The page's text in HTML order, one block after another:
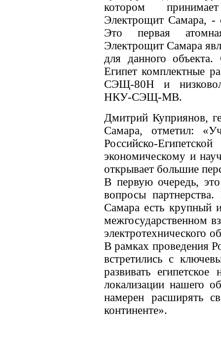
котором
Электрощит Самара, -
Это первая
Электрощит Самара
для данного
Египет комплектные
СЭЩ-80Н и
НКУ-СЭЩ-МВ.
Дмитрий Куприянов,
Самара, отметил:
Российско-
экономическому и
открывает большие
В первую очередь,
вопросы
Самара есть крупный
межгосударственном
электротехнического
В рамках проведения
встретились с
развивать
локализации нашего
намерен расширять
континенте».